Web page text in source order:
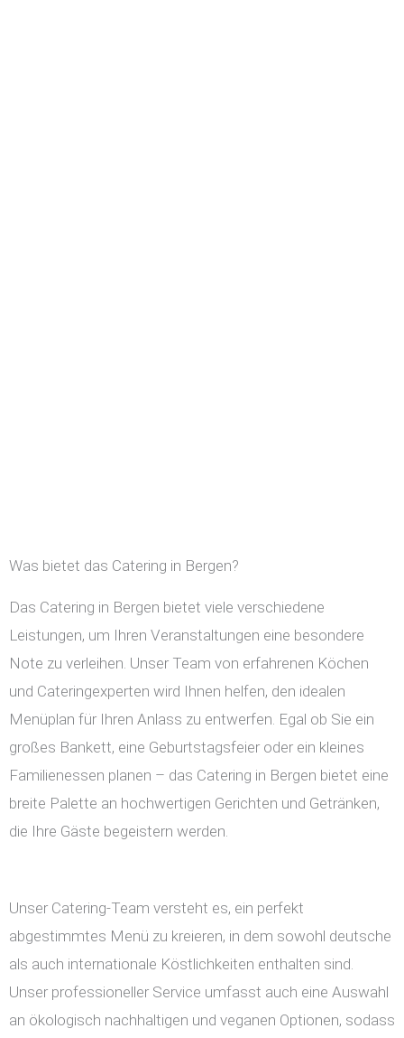
Was bietet das Catering in Bergen?
Das Catering in Bergen bietet viele verschiedene
Leistungen, um Ihren Veranstaltungen eine besondere
Note zu verleihen. Unser Team von erfahrenen Köchen
und Cateringexperten wird Ihnen helfen, den idealen
Menüplan für Ihren Anlass zu entwerfen. Egal ob Sie ein
großes Bankett, eine Geburtstagsfeier oder ein kleines
Familienessen planen – das Catering in Bergen bietet eine
breite Palette an hochwertigen Gerichten und Getränken,
die Ihre Gäste begeistern werden.
Unser Catering-Team versteht es, ein perfekt
abgestimmtes Menü zu kreieren, in dem sowohl deutsche
als auch internationale Köstlichkeiten enthalten sind.
Unser professioneller Service umfasst auch eine Auswahl
an ökologisch nachhaltigen und veganen Optionen, sodass